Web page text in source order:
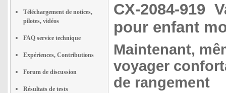
Téléchargement de notices,
pilotes, vidéos
FAQ service technique
Expériences, Contributions
Forum de discussion
Résultats de tests
CX-2084-919
pour enfant
Maintenant,
voyager
de rangement